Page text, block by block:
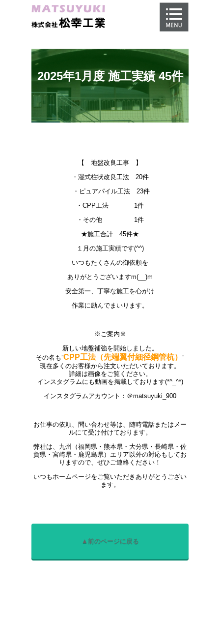
地盤改良工事
2025年1月度 施工実績 45件
【 地盤改良工事 】
・湿式柱状改良工法 20件
・ピュアパイル工法 23件
・CPP工法 1件
・その他 1件
★施工合計 45件★
１月の施工実績です(^^)
いつもたくさんの御依頼を
ありがとうございますm(__)m
安全第一、丁寧な施工を心がけ
作業に励んでまいります。
※ご案内※
新しい地盤補強を開始しました。
その名も”CPP工法（先端翼付細径鋼管杭） ”
現在多くのお客様から注文いただいております。
詳細は画像をご覧ください。
インスタグラムにも動画を掲載しております(*^_^*)
インスタグラムアカウント：＠matsuyuki_900
お仕事の依頼、問い合わせ等は、随時電話またはメー
ルにて受け付けております。
弊社は、九州（福岡県・熊本県・大分県・長崎県・佐
賀県・宮崎県・鹿児島県）エリア以外の対応もしてお
りますので、ぜひご連絡ください！
いつもホームページをご覧いただきありがとうござい
ます。
▲前のページに戻る